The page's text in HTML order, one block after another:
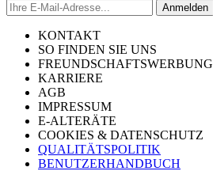
Anmelden
KONTAKT
SO FINDEN SIE UNS
FREUNDSCHAFTSWERBUNG
KARRIERE
AGB
IMPRESSUM
E-ALTERÄTE
COOKIES & DATENSCHUTZ
QUALITÄTSPOLITIK
BENUTZERHANDBUCH